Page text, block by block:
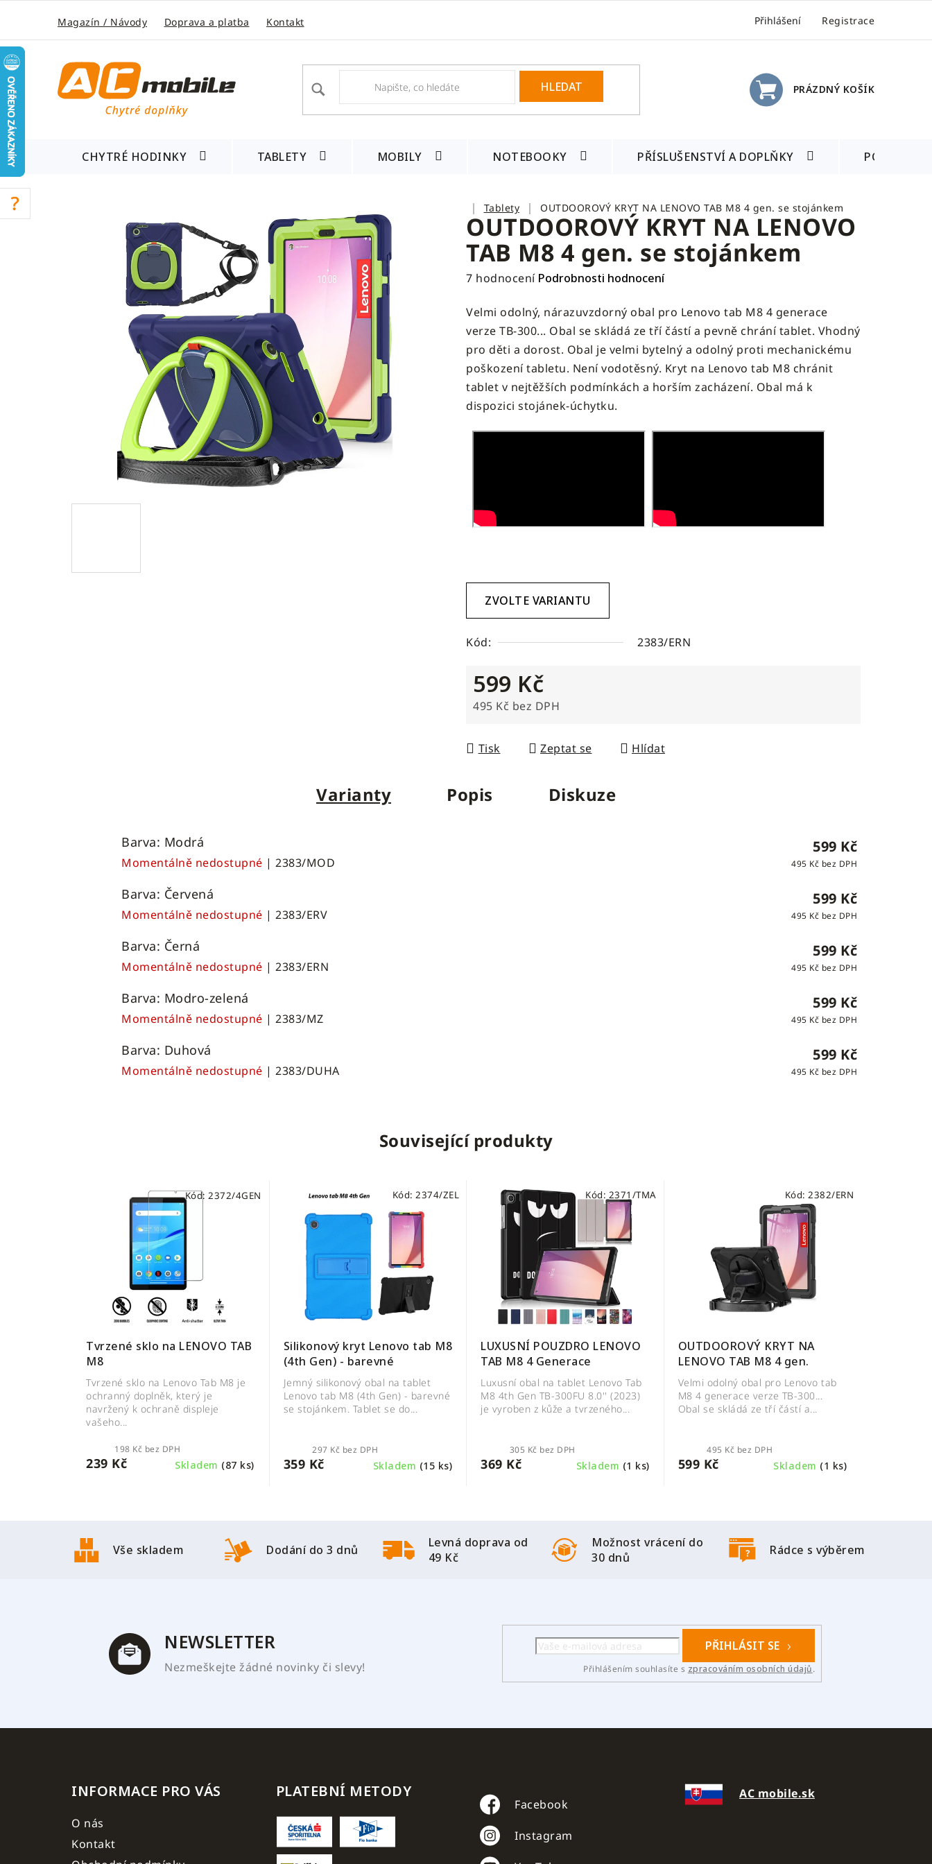
obsah
Magazín / Návody Doprava a platba Kontakt Přihlášení Registrace
HLEDAT
NÁKUPNÍ
PRÁZDNÝ KOŠÍK
CHYTRÉ HODINKY TABLETY MOBILY NOTEBOOKY PŘÍSLUŠENSTVÍ A DOPLŇKY POSLEDNÍ
DomůTablety OUTDOOROVÝ KRYT NA LENOVO TAB M8 4 gen. se stojánkem
OUTDOOROVÝ KRYT NA LENOVO
TAB M8 4 gen. se stojánkem
Průměrné
produktu
je
3,1
z
5
hvězdiček.
7 hodnocení Podrobnosti hodnocení
Velmi odolný, nárazuvzdorný obal pro Lenovo tab M8 4 generace
verze TB-300... Obal se skládá ze tří částí a pevně chrání tablet. Vhodný
pro děti a dorost. Obal je velmi bytelný a odolný proti mechanickému
poškození tabletu. Není vodotěsný. Kryt na Lenovo tab M8 chránit
tablet v nejtěžších podmínkách a horším zacházení. Obal má k
dispozici stojánek-úchytku.
ZVOLTE VARIANTU
Kód: 2383/ERN
599 Kč
495 Kč bez DPH
Tisk
Zeptat se Hlídat
Varianty Popis Diskuze
Barva: Modrá
Momentálně nedostupné | 2383/MOD
599 Kč
495 Kč bez DPH
Barva: Červená
Momentálně nedostupné | 2383/ERV
599 Kč
495 Kč bez DPH
Barva: Černá
Momentálně nedostupné | 2383/ERN
599 Kč
495 Kč bez DPH
Barva: Modro-zelená
Momentálně nedostupné | 2383/MZ
599 Kč
495 Kč bez DPH
Barva: Duhová
Momentálně nedostupné | 2383/DUHA
599 Kč
495 Kč bez DPH
Související produkty
Tvrzené sklo na LENOVO TAB
M8
Skladem (87 ks)
198 Kč bez DPH
239 Kč
Tvrzené sklo na Lenovo Tab M8 je
ochranný doplněk, který je
navržený k ochraně displeje
vašeho...
Kód: 2372/4GEN
Silikonový kryt Lenovo tab M8
(4th Gen) - barevné
Skladem (15 ks)
297 Kč bez DPH
359 Kč
Jemný silikonový obal na tablet
Lenovo tab M8 (4th Gen) - barevné
se stojánkem. Tablet se do...
Kód: 2374/ZEL
LUXUSNÍ POUZDRO LENOVO
TAB M8 4 Generace
Skladem (1 ks)
305 Kč bez DPH
369 Kč
Luxusní obal na tablet Lenovo Tab
M8 4th Gen TB-300FU 8.0'' (2023)
je vyroben z kůže a tvrzeného...
Kód: 2371/TMA
OUTDOOROVÝ KRYT NA
LENOVO TAB M8 4 gen.
Skladem (1 ks)
495 Kč bez DPH
599 Kč
Velmi odolný obal pro Lenovo tab
M8 4 generace verze TB-300...
Obal se skládá ze tří částí a...
Kód: 2382/ERN
Vše skladem Dodání do 3 dnů
Levná doprava od
49 Kč
Možnost vrácení do
30 dnů
Rádce s výběrem
NEWSLETTER
Nezmeškejte žádné novinky či slevy!
PŘIHLÁSIT SE
Přihlášením souhlasíte s zpracováním osobních údajů.
INFORMACE PRO VÁS
O nás
Kontakt
PLATEBNÍ METODY
Facebook
Instagram
AC mobile.sk